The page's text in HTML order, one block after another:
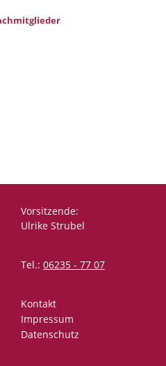
Vorsitzende:
Ulrike Strubel
Tel.: 06235 - 77 07
Kontakt
Impressum
Datenschutz